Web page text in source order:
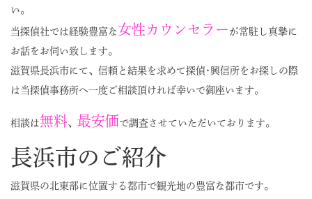
い。
当探偵社では経験豊富な女性カウンセラー が常駐し真摯に
お話をお伺い致します。
滋賀県長浜市にて、信頼と結果を求めて探偵･興信所をお探しの際
は当探偵事務所へ一度ご相談頂ければ幸いで御座います。
相談は無料、 最安価で調査させていただいております。
長浜市のご紹介
滋賀県の北東部に位置する都市で観光地の豊富な都市です。